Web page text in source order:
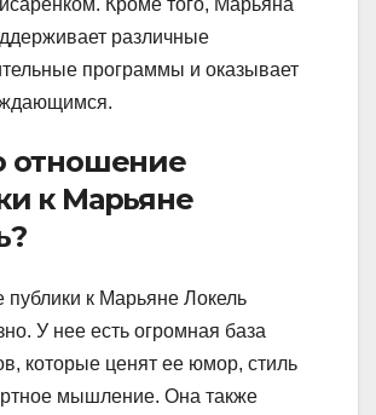
различные
программы и оказывает
отношение
к Марьяне
к Марьяне Локель
У нее есть огромная база
которые ценят ее юмор, стиль
мышление. Она также